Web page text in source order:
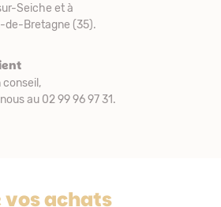
Seiche et à
de-Bretagne (35).
conseil,
au 02 99 96 97 31.
vos achats